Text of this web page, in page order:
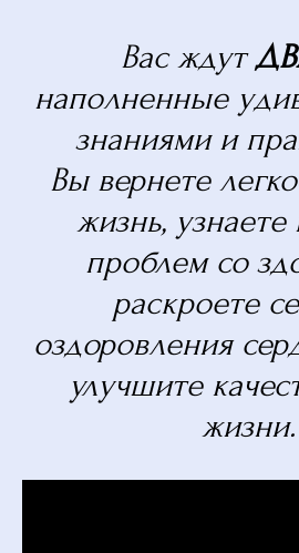
Вас ждут
наполненные
знаниями и
Вы вернете
жизнь,
проблем со
раскроете
оздоровления
улучшите
жизни.